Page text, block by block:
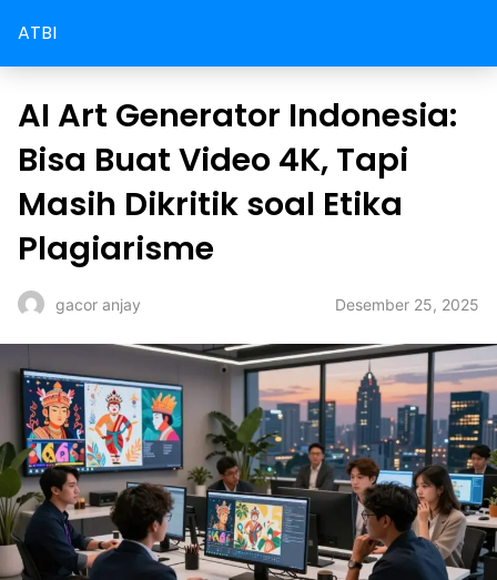
ATBI
AI Art Generator Indonesia:
Bisa Buat Video 4K, Tapi
Masih Dikritik soal Etika
Plagiarisme
gacor anjay Desember 25, 2025